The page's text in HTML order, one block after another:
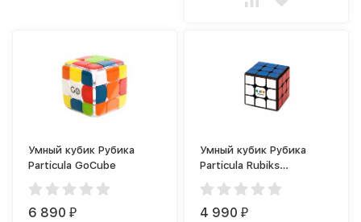
Умный кубик Рубика
Particula GoCube
6 890₽
Умный кубик Рубика
Particula Rubiks
Connected
4 990₽